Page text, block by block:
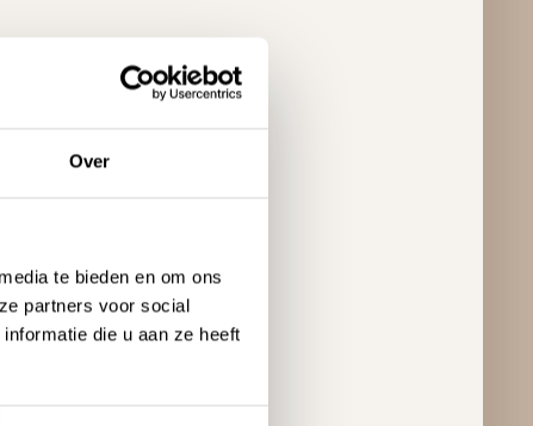
Over
te bieden en om ons
partners voor social
die u aan ze heeft